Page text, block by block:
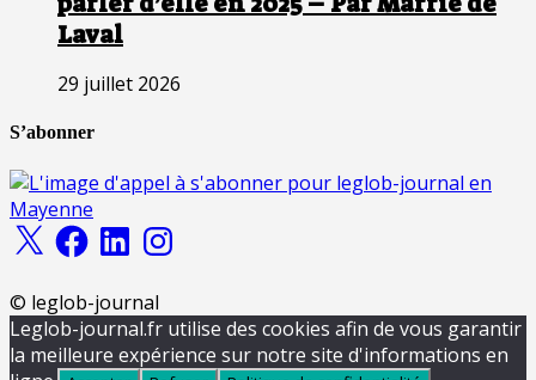
Laval
29 juillet 2026
S’abonner
X FacebookLinkedInInstagram
© leglob-journal
Leglob-journal.fr utilise des cookies afin de vous garantir
la meilleure expérience sur notre site d'informations en